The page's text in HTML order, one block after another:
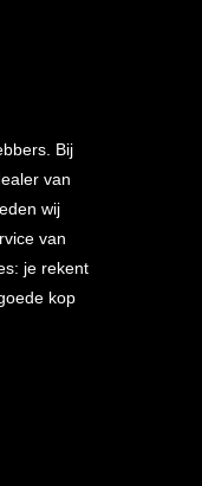
Bij
van
wij
van
je rekent
kop